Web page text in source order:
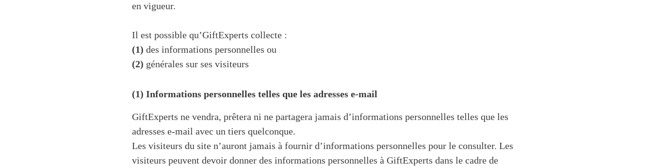
en vigueur.
Il est possible qu’GiftExperts collecte :
(1) des informations personnelles ou
(2) générales sur ses visiteurs
(1) Informations personnelles telles que les adresses e-mail
GiftExperts ne vendra, prêtera ni ne partagera jamais d’informations personnelles telles que les
adresses e-mail avec un tiers quelconque.
Les visiteurs du site n’auront jamais à fournir d’informations personnelles pour le consulter. Les
visiteurs peuvent devoir donner des informations personnelles à GiftExperts dans le cadre de